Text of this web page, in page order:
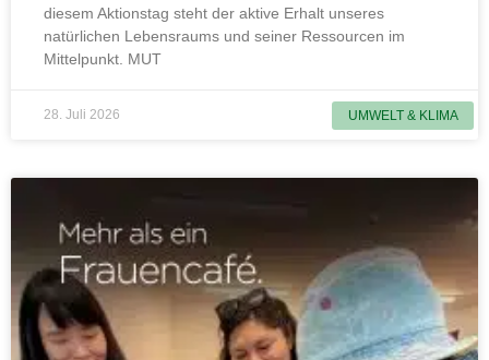
UMWELT & KLIMA
diesem Aktionstag steht der aktive Erhalt unseres
natürlichen Lebensraums und seiner Ressourcen im
Mittelpunkt. MUT
28. Juli 2026